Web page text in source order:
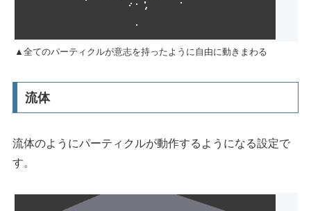
▲全てのパーティクルが意志を持ったように自由に動きまわる
流体
流体のようにパーティクルが動作するようになる設定で
す。